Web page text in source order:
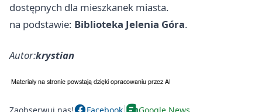
dostępnych dla mieszkanek miasta.
na podstawie: Biblioteka Jelenia Góra.
Autor:krystian